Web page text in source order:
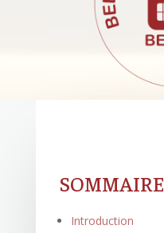
SOMMAIRE
Introduction